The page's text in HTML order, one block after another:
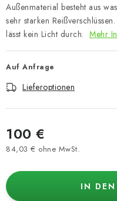
Außenmaterial besteht aus
sehr starken
lässt kein Licht durch. Mehr
Auf Anfrage
Lieferoptionen
100 €
84,03 € ohne MwSt.
IN DEN